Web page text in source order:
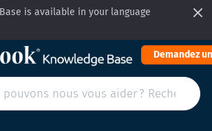
is available in your language
Demandez